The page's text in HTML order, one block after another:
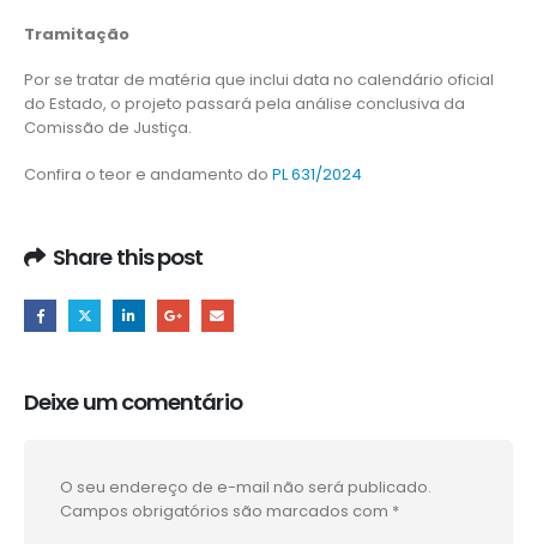
Tramitação
Por se tratar de matéria que inclui data no calendário oficial
do Estado, o projeto passará pela análise conclusiva da
Comissão de Justiça.
Confira o teor e andamento do PL 631/2024
Share this post
Deixe um comentário
O seu endereço de e-mail não será publicado.
Campos obrigatórios são marcados com *